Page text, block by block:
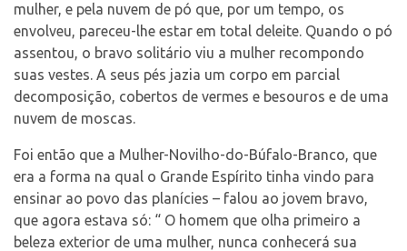
mulher, e pela nuvem de pó que, por um tempo, os
envolveu, pareceu-lhe estar em total deleite. Quando o pó
assentou, o bravo solitário viu a mulher recompondo
suas vestes. A seus pés jazia um corpo em parcial
decomposição, cobertos de vermes e besouros e de uma
nuvem de moscas.
Foi então que a Mulher-Novilho-do-Búfalo-Branco, que
era a forma na qual o Grande Espírito tinha vindo para
ensinar ao povo das planícies – falou ao jovem bravo,
que agora estava só: “ O homem que olha primeiro a
beleza exterior de uma mulher, nunca conhecerá sua